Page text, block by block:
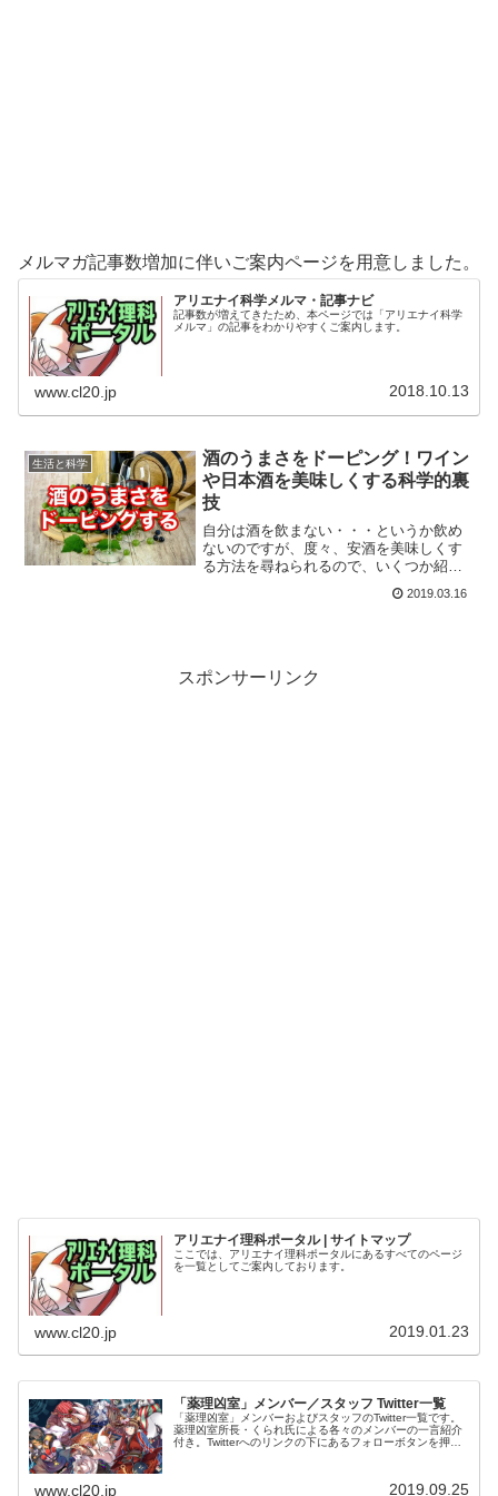
メルマガ記事数増加に伴いご案内ページを用意しました。
アリエナイ科学メルマ・記事ナビ
記事数が増えてきたため、本ページでは「アリエナイ科学
メルマ」の記事をわかりやすくご案内します。
www.cl20.jp 2018.10.13
生活と科学
酒のうまさをドーピング！ワイン
や日本酒を美味しくする科学的裏
技
自分は酒を飲まない・・・というか飲め
ないのですが、度々、安酒を美味しくす
る方法を尋ねられるので、いくつか紹介
イン、日本酒を科学的に美味しくする方
2019.03.16
スポンサーリンク
アリエナイ理科ポータル | サイトマップ
ここでは、アリエナイ理科ポータルにあるすべてのページ
を一覧としてご案内しております。
www.cl20.jp 2019.01.23
「薬理凶室」メンバー／スタッフ Twitter一覧
「薬理凶室」メンバーおよびスタッフのTwitter一覧です。
薬理凶室所長・くられ氏による各々のメンバーの一言紹介
付き。Twitterへのリンクの下にあるフォローボタンを押す
www.cl20.jp 2019.09.25